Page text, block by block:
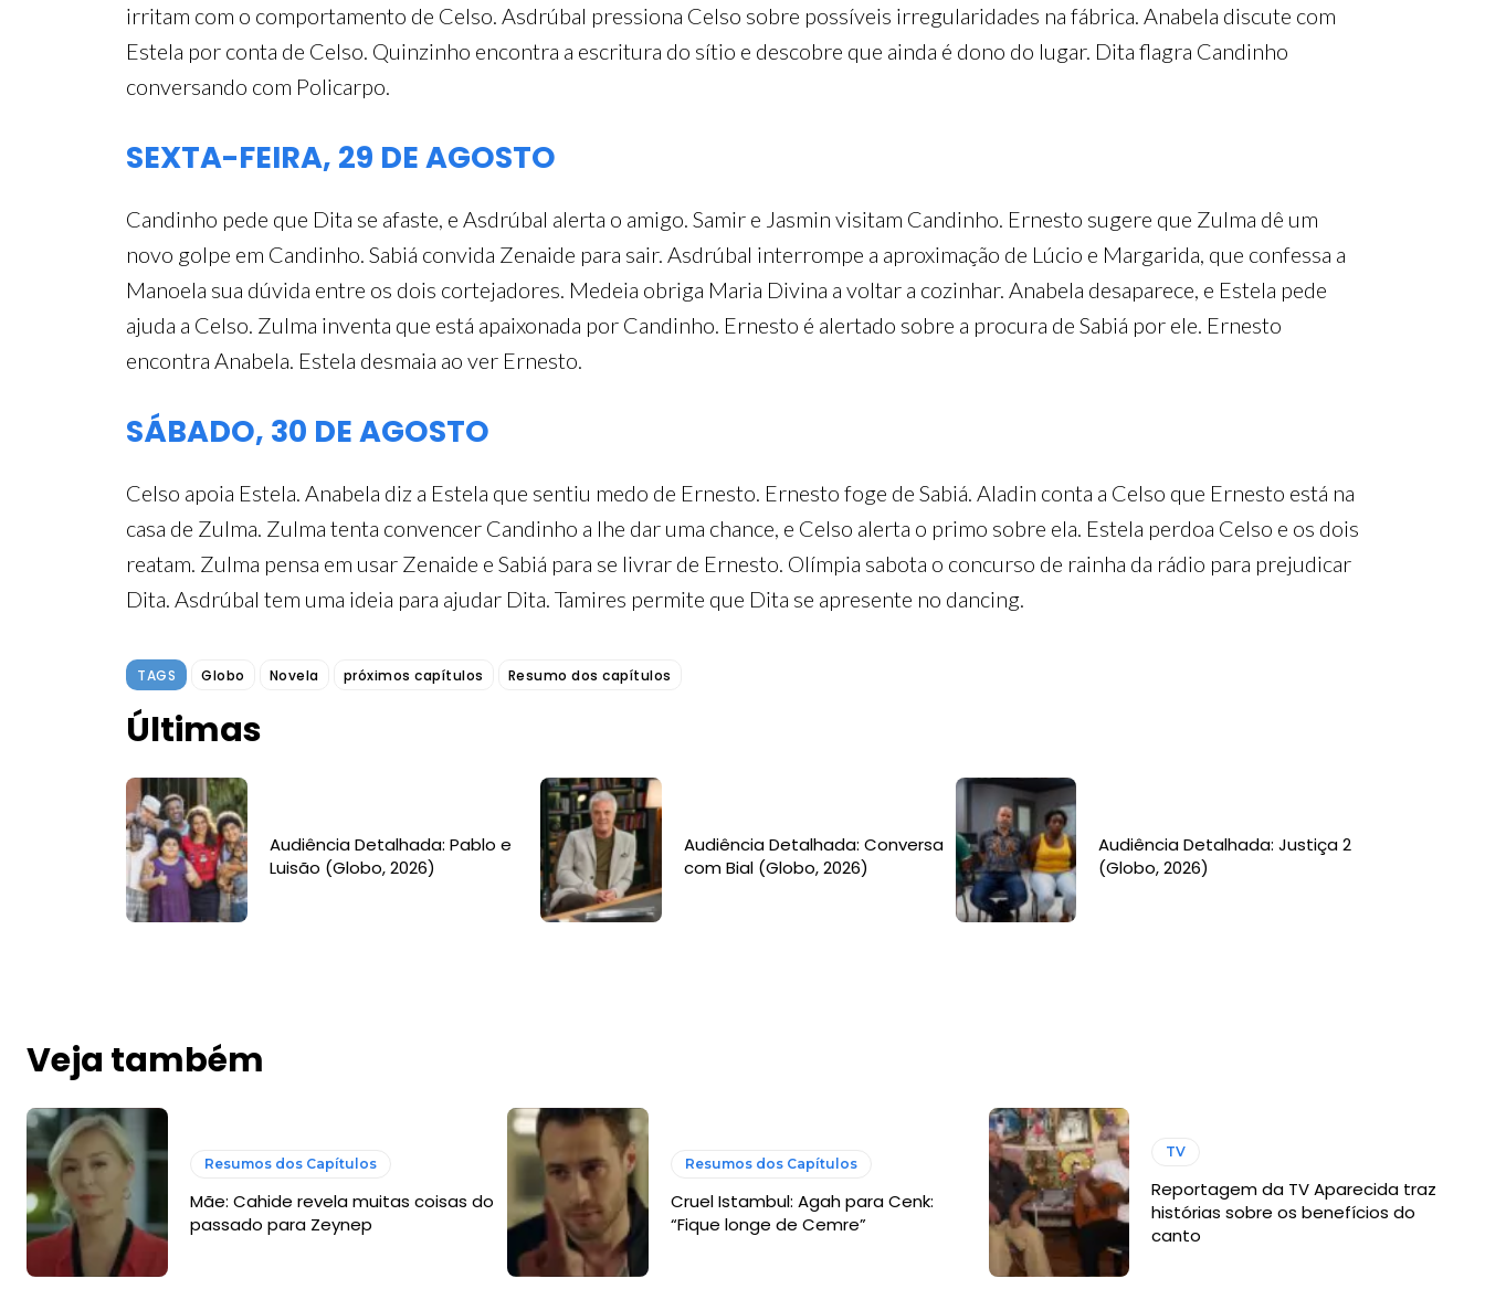
irritam com o comportamento de Celso. Asdrúbal pressiona Celso sobre possíveis irregularidades na fábrica. Anabela discute com
Estela por conta de Celso. Quinzinho encontra a escritura do sítio e descobre que ainda é dono do lugar. Dita flagra Candinho
conversando com Policarpo.
SEXTA-FEIRA, 29 DE AGOSTO
Candinho pede que Dita se afaste, e Asdrúbal alerta o amigo. Samir e Jasmin visitam Candinho. Ernesto sugere que Zulma dê um
novo golpe em Candinho. Sabiá convida Zenaide para sair. Asdrúbal interrompe a aproximação de Lúcio e Margarida, que confessa a
Manoela sua dúvida entre os dois cortejadores. Medeia obriga Maria Divina a voltar a cozinhar. Anabela desaparece, e Estela pede
ajuda a Celso. Zulma inventa que está apaixonada por Candinho. Ernesto é alertado sobre a procura de Sabiá por ele. Ernesto
encontra Anabela. Estela desmaia ao ver Ernesto.
SÁBADO, 30 DE AGOSTO
Celso apoia Estela. Anabela diz a Estela que sentiu medo de Ernesto. Ernesto foge de Sabiá. Aladin conta a Celso que Ernesto está na
casa de Zulma. Zulma tenta convencer Candinho a lhe dar uma chance, e Celso alerta o primo sobre ela. Estela perdoa Celso e os dois
reatam. Zulma pensa em usar Zenaide e Sabiá para se livrar de Ernesto. Olímpia sabota o concurso de rainha da rádio para prejudicar
Dita. Asdrúbal tem uma ideia para ajudar Dita. Tamires permite que Dita se apresente no dancing.
TAGS Globo Novela próximos capítulos Resumo dos capítulos
Últimas
Audiência Detalhada: Pablo e
Luisão (Globo, 2026)
Audiência Detalhada: Conversa
com Bial (Globo, 2026)
Audiência Detalhada: Justiça 2
(Globo, 2026)
Veja também
Resumos dos Capítulos
Mãe: Cahide revela muitas coisas do
passado para Zeynep
Resumos dos Capítulos
Cruel Istambul: Agah para Cenk:
“Fique longe de Cemre”
TV
Reportagem da TV Aparecida traz
histórias sobre os benefícios do
canto